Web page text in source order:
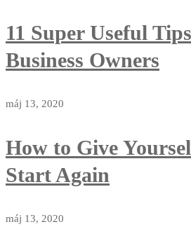
11 Super Useful
Business Owners
máj 13, 2020
How to Give
Start Again
máj 13, 2020